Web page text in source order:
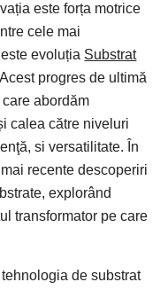
este forța motrice
cele mai
evoluția Substrat
progres de ultimă
abordăm
calea către niveluri
si versatilitate. În
recente descoperiri
explorând
transformator pe care
de substrat